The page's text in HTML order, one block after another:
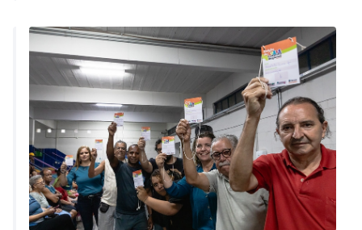
no bairro Inconfidentes, reuniu pastores das regiões
Industrial, Eldorado e Riacho. O objetivo foi reforçar a
parceria com o segmento evangélico e apresentar
iniciativas e políticas pú…